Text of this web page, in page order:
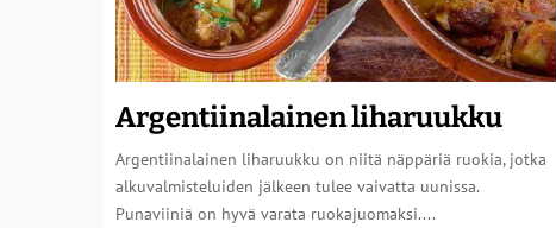
Argentiinalainen liharuukku
Argentiinalainen liharuukku on niitä näppäriä ruokia, jotka
alkuvalmisteluiden jälkeen tulee vaivatta uunissa.
Punaviiniä on hyvä varata ruokajuomaksi....